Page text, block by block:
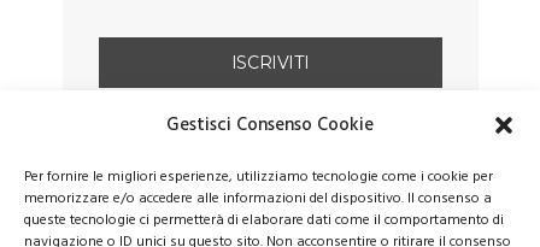
Gestisci Consenso Cookie
Per fornire le migliori esperienze, utilizziamo tecnologie come i cookie per
memorizzare e/o accedere alle informazioni del dispositivo. Il consenso a
queste tecnologie ci permetterà di elaborare dati come il comportamento di
navigazione o ID unici su questo sito. Non acconsentire o ritirare il consenso